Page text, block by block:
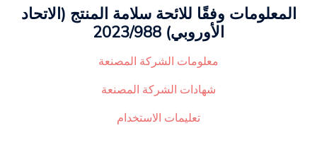
المعلومات وفقًا للائحة سلامة المنتج (الاتحاد
الأوروبي) 2023/988
معلومات الشركة المصنعة
شهادات الشركة المصنعة
تعليمات الاستخدام